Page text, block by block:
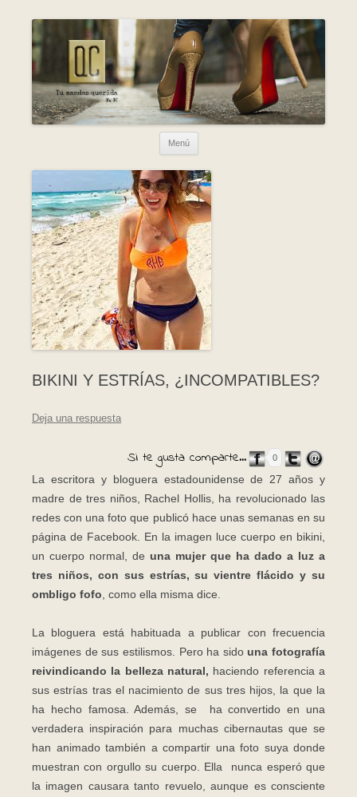
Menú
BIKINI Y ESTRÍAS, ¿INCOMPATIBLES?
Deja una respuesta
Si te gusta comparte... 0
La escritora y bloguera estadounidense de 27 años y
madre de tres niños, Rachel Hollis, ha revolucionado las
redes con una foto que publicó hace unas semanas en su
página de Facebook. En la imagen luce cuerpo en bikini,
un cuerpo normal, de una mujer que ha dado a luz a
tres niños, con sus estrías, su vientre flácido y su
ombligo fofo , como ella misma dice.
La bloguera está habituada a publicar con frecuencia
imágenes de sus estilismos. Pero ha sido una fotografía
reivindicando la belleza natural, haciendo referencia a
sus estrías tras el nacimiento de sus tres hijos, la que la
ha hecho famosa. Además, se ha convertido en una
verdadera inspiración para muchas cibernautas que se
han animado también a compartir una foto suya donde
muestran con orgullo su cuerpo. Ella nunca esperó que
la imagen causara tanto revuelo, aunque es consciente